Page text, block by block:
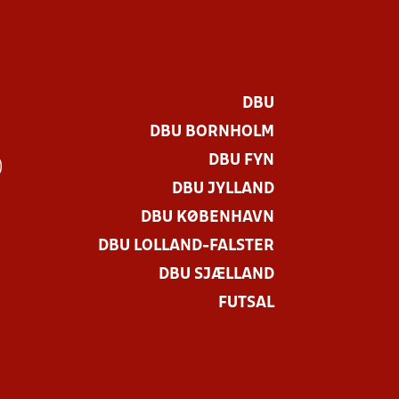
DBU
DBU BORNHOLM
DBU FYN
DBU JYLLAND
DBU KØBENHAVN
DBU LOLLAND-FALSTER
DBU SJÆLLAND
FUTSAL